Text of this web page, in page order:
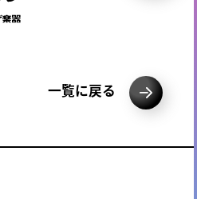
一覧に戻る